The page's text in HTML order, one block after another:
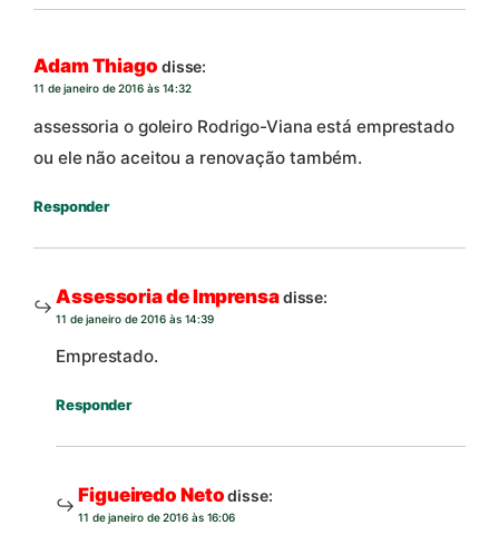
Adam Thiago disse:
11 de janeiro de 2016 às 14:32
assessoria o goleiro Rodrigo-Viana está emprestado
ou ele não aceitou a renovação também.
Responder
Assessoria de Imprensadisse:
11 de janeiro de 2016 às 14:39
Emprestado.
Responder
Figueiredo Neto disse:
11 de janeiro de 2016 às 16:06